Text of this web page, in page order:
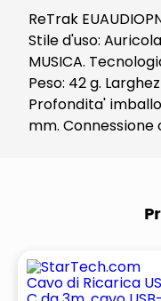
ReTrak
Stile d'uso:
MUSICA.
Peso: 42 g.
Profondita'
mm. Connessione